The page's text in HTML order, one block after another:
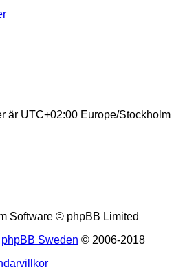
är UTC+02:00 Europe/Stockholm
Software © phpBB Limited
phpBB Sweden © 2006-2018